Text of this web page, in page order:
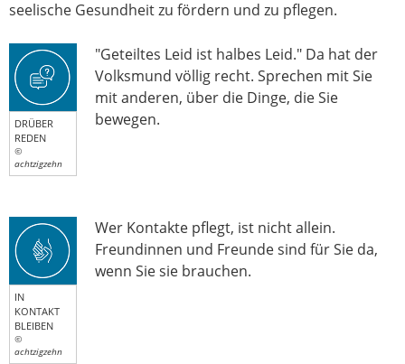
seelische Gesundheit zu fördern und zu pflegen.
DRÜBER
REDEN
©
achtzigzehn
"Geteiltes Leid ist halbes Leid." Da hat der
Volksmund völlig recht. Sprechen mit Sie
mit anderen, über die Dinge, die Sie
bewegen.
IN
KONTAKT
BLEIBEN
©
achtzigzehn
Wer Kontakte pflegt, ist nicht allein.
Freundinnen und Freunde sind für Sie da,
wenn Sie sie brauchen.